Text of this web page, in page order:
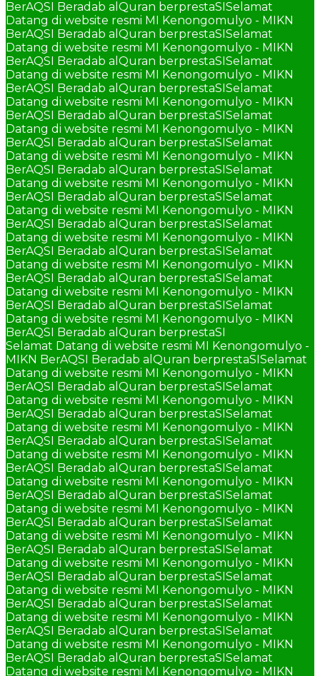
BerAQSI Beradab alQuran berprestaSISelamat
Datang di website resmi MI Kenongomulyo - MIKN
BerAQSI Beradab alQuran berprestaSISelamat
Datang di website resmi MI Kenongomulyo - MIKN
BerAQSI Beradab alQuran berprestaSISelamat
Datang di website resmi MI Kenongomulyo - MIKN
BerAQSI Beradab alQuran berprestaSISelamat
Datang di website resmi MI Kenongomulyo - MIKN
BerAQSI Beradab alQuran berprestaSISelamat
Datang di website resmi MI Kenongomulyo - MIKN
BerAQSI Beradab alQuran berprestaSISelamat
Datang di website resmi MI Kenongomulyo - MIKN
BerAQSI Beradab alQuran berprestaSISelamat
Datang di website resmi MI Kenongomulyo - MIKN
BerAQSI Beradab alQuran berprestaSISelamat
Datang di website resmi MI Kenongomulyo - MIKN
BerAQSI Beradab alQuran berprestaSISelamat
Datang di website resmi MI Kenongomulyo - MIKN
BerAQSI Beradab alQuran berprestaSISelamat
Datang di website resmi MI Kenongomulyo - MIKN
BerAQSI Beradab alQuran berprestaSISelamat
Datang di website resmi MI Kenongomulyo - MIKN
BerAQSI Beradab alQuran berprestaSISelamat
Datang di website resmi MI Kenongomulyo - MIKN
BerAQSI Beradab alQuran berprestaSI
Selamat Datang di website resmi MI Kenongomulyo -
MIKN BerAQSI Beradab alQuran berprestaSISelamat
Datang di website resmi MI Kenongomulyo - MIKN
BerAQSI Beradab alQuran berprestaSISelamat
Datang di website resmi MI Kenongomulyo - MIKN
BerAQSI Beradab alQuran berprestaSISelamat
Datang di website resmi MI Kenongomulyo - MIKN
BerAQSI Beradab alQuran berprestaSISelamat
Datang di website resmi MI Kenongomulyo - MIKN
BerAQSI Beradab alQuran berprestaSISelamat
Datang di website resmi MI Kenongomulyo - MIKN
BerAQSI Beradab alQuran berprestaSISelamat
Datang di website resmi MI Kenongomulyo - MIKN
BerAQSI Beradab alQuran berprestaSISelamat
Datang di website resmi MI Kenongomulyo - MIKN
BerAQSI Beradab alQuran berprestaSISelamat
Datang di website resmi MI Kenongomulyo - MIKN
BerAQSI Beradab alQuran berprestaSISelamat
Datang di website resmi MI Kenongomulyo - MIKN
BerAQSI Beradab alQuran berprestaSISelamat
Datang di website resmi MI Kenongomulyo - MIKN
BerAQSI Beradab alQuran berprestaSISelamat
Datang di website resmi MI Kenongomulyo - MIKN
BerAQSI Beradab alQuran berprestaSISelamat
Datang di website resmi MI Kenongomulyo - MIKN